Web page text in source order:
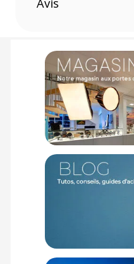
Offre valable jusqu'au 07-08-2026
Garantie 2 ans
(1) Nombre de points Fidélité
sur le prix TTC en €, les points